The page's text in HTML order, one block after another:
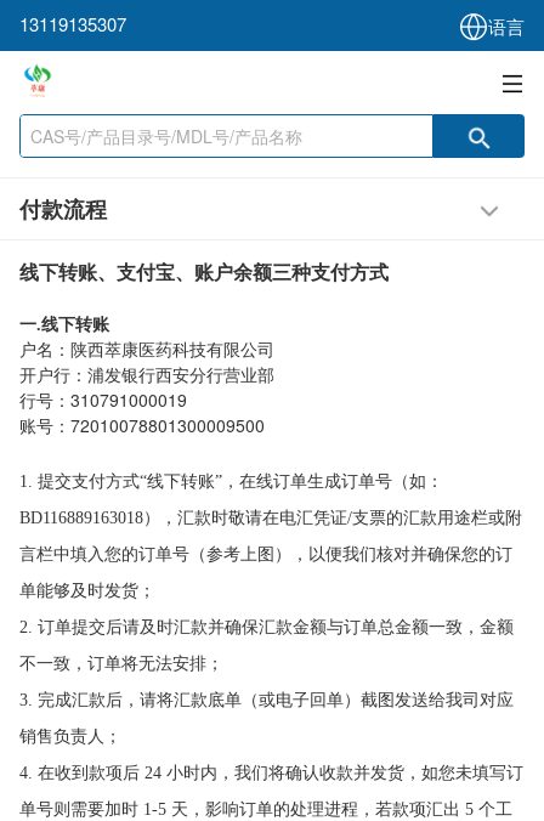
13119135307 语言
付款流程
线下转账、支付宝、账户余额三种支付方式
一.线下转账
户名：陕西萃康医药科技有限公司
开户行：浦发银行西安分行营业部
行号：310791000019
账号：72010078801300009500
1. 提交支付方式“线下转账”，在线订单生成订单号（如：
BD116889163018），汇款时敬请在电汇凭证/支票的汇款用途栏或附
言栏中填入您的订单号（参考上图），以便我们核对并确保您的订
单能够及时发货；
2. 订单提交后请及时汇款并确保汇款金额与订单总金额一致，金额
不一致，订单将无法安排；
3. 完成汇款后，请将汇款底单（或电子回单）截图发送给我司对应
销售负责人；
4. 在收到款项后 24 小时内，我们将确认收款并发货，如您未填写订
单号则需要加时 1-5 天，影响订单的处理进程，若款项汇出 5 个工